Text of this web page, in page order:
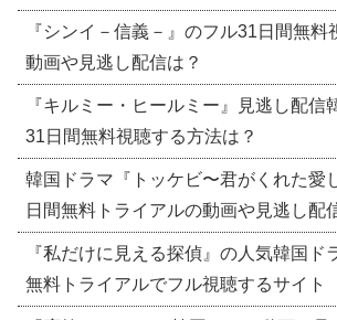
『シンイ－信義－』のフル31日間無料
動画や見逃し配信は？
『キルミー・ヒールミー』見逃し配信
31日間無料視聴する方法は？
韓国ドラマ『トッケビ〜君がくれた愛
日間無料トライアルの動画や見逃し配
『私だけに見える探偵』の人気韓国ド
無料トライアルでフル視聴するサイト